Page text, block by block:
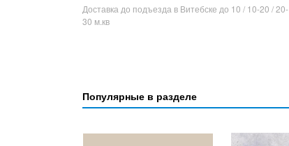
Доставка до подъезда в Витебске до 10 / 10-20 / 20-
30 м.кв
Популярные в разделе